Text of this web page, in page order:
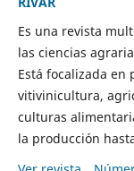
Es una revista
las ciencias
Está focalizada
vitivinicultura,
culturas
la producción